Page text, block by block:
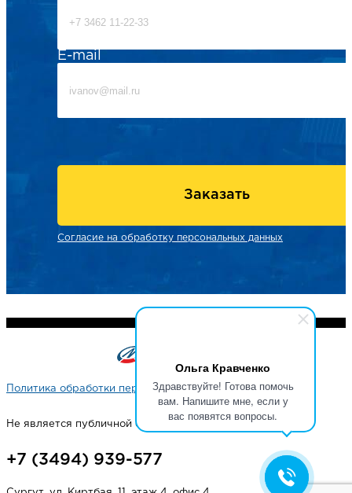
Ольга Кравченко
Здравствуйте! Готова помочь
вам. Напишите мне, если у
вас появятся вопросы.
E-mail
Заказать
Согласие на обработку персональных данных
Политика обработки персональных данных
Не является публичной офертой
+7 (3494) 939-577